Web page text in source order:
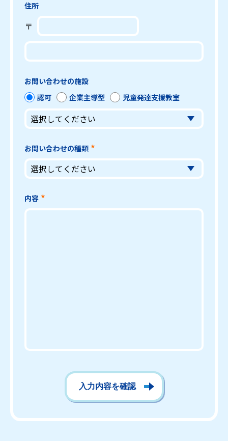
住所
〒
お問い合わせの施設
認可
企業主導型 児童発達支援教室
お問い合わせの種類
内容
入力内容を確認